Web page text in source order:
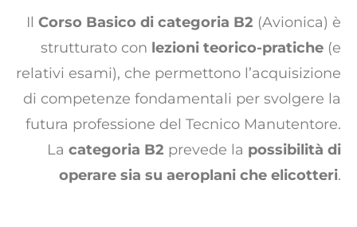
Il Corso Basico di categoria B2 (Avionica) è
strutturato con lezioni teorico-pratiche (e
relativi esami), che permettono l’acquisizione
di competenze fondamentali per svolgere la
futura professione del Tecnico Manutentore.
La categoria B2 prevede la possibilità di
operare sia su aeroplani che elicotteri.